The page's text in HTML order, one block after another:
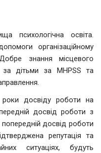
психологічна освіта.
організаційному
знання місцевого
дітьми за MHPSS та
роки досвіду роботи на
досвід роботи з
досвід роботи
репутація та
ситуаціях, будуть